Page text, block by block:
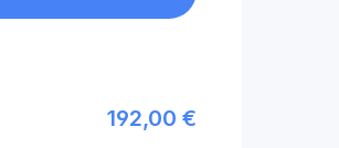
192,00 €